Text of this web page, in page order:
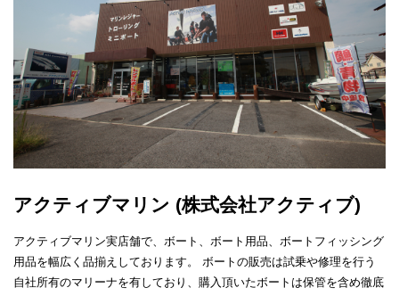
アクティブマリン (株式会社アクティブ)
アクティブマリン実店舗で、ボート、ボート用品、ボートフィッシング
用品を幅広く品揃えしております。 ボートの販売は試乗や修理を行う
自社所有のマリーナを有しており、購入頂いたボートは保管を含め徹底